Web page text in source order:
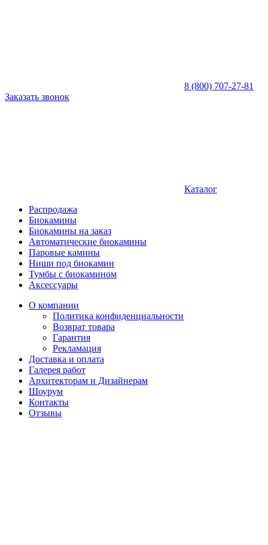
8 (800) 707-27-81
Заказать звонок
Каталог
Распродажа
Биокамины
Биокамины на заказ
Автоматические биокамины
Паровые камины
Ниши под биокамин
Тумбы с биокамином
Аксессуары
О компании
Политика конфиденциальности
Возврат товара
Гарантия
Рекламация
Доставка и оплата
Галерея работ
Архитекторам и Дизайнерам
Шоурум
Контакты
Отзывы